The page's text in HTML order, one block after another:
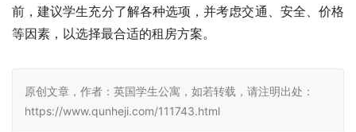
前，建议学生充分了解各种选项，并考虑交通、安全、价格
等因素，以选择最合适的租房方案。
原创文章，作者：英国学生公寓，如若转载，请注明出处：
https://www.qunheji.com/111743.html